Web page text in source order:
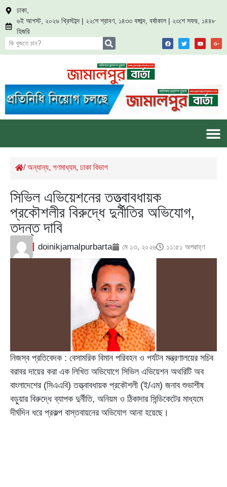
ঢাকা,
৬ই আগস্ট, ২০২৬ খ্রিস্টাব্দ | ২২শে শ্রাবণ, ১৪৩৩ বঙ্গাব্দ, বর্ষাকাল | ২৩শে সফর, ১৪৪৮
হিজরি
/অন্যান্য, গণমাধ্যম, ঢাকা বিভাগ
সিভিল এভিয়েশনের তত্ত্বাবধায়ক
প্রকৌশলীর বিরুদ্ধে দুর্নীতির অভিযোগ,
তদন্ত দাবি
doinikjamalpurbarta মে ১৩, ২০২৬ ১১:৫১ অপরাহ্ণ
নিজস্ব প্রতিবেদক : বেসামরিক বিমান পরিবহন ও পর্যটন মন্ত্রণালয়ের সচিব
বরাবর দায়ের করা এক লিখিত অভিযোগে সিভিল এভিয়েশন অথরিটি অব
বাংলাদেশের (সিএএবি) তত্ত্বাবধায়ক প্রকৌশলী (ই/এম) জনাব শুভাশীষ
বড়ুয়ার বিরুদ্ধে ব্যাপক দুর্নীতি, অনিয়ম ও ঠিকাদার সিন্ডিকেটের মাধ্যমে
দীর্ঘদিন ধরে প্রকল্প বাস্তবায়নের অভিযোগ আনা হয়েছে।